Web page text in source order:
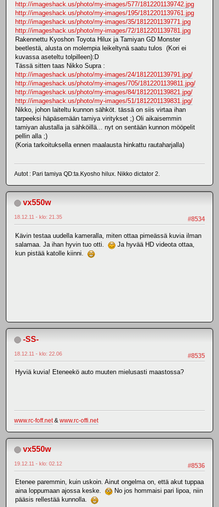
http://imageshack.us/photo/my-images/577/1812201139742.jpg
http://imageshack.us/photo/my-images/195/1812201139761.jpg
http://imageshack.us/photo/my-images/35/1812201139771.jpg
http://imageshack.us/photo/my-images/72/1812201139781.jpg
Rakennettu Kyoshon Toyota Hilux ja Tamiyan GD Monster
beetlestä, alusta on molempia leikeltynä saatu tulos (Kori ei
kuvassa aseteltu tolpilleen):D
Tässä sitten taas Nikko Supra :
http://imageshack.us/photo/my-images/24/1812201139791.jpg/
http://imageshack.us/photo/my-images/705/1812201139811.jpg/
http://imageshack.us/photo/my-images/84/1812201139821.jpg/
http://imageshack.us/photo/my-images/51/1812201139831.jpg/
Nikko, johon laiteltu kunnon sähköt. tässä on siis virtaa ihan
tarpeeksi häpäsemään tamiya viritykset ;) Oli aikaisemmin
tamiyan alustalla ja sähköillä... nyt on sentään kunnon mööpelit
pellin alla ;)
(Koria tarkoituksella ennen maalausta hinkattu rautaharjalla)
Autot : Pari tamiya QD:ta.Kyosho hilux. Nikko dictator 2.
vx550w
#8534
18.12.11 - klo: 21.35
Kävin testaa uudella kameralla, miten ottaa pimeässä kuvia ilman
salamaa. Ja ihan hyvin tuo otti.
Ja hyvää HD videota ottaa,
kun pistää katolle kiinni.
-SS-
#8535
18.12.11 - klo: 22.06
Hyviä kuvia! Eteneekö auto muuten mielusasti maastossa?
www.rc-foff.net& www.rc-offi.net
vx550w
#8536
19.12.11 - klo: 02.12
Etenee paremmin, kuin uskoin. Ainut ongelma on, että akut tuppaa
aina loppumaan ajossa keske.
No jos hommaisi pari lipoa, niin
pääsis rellestää kunnolla.